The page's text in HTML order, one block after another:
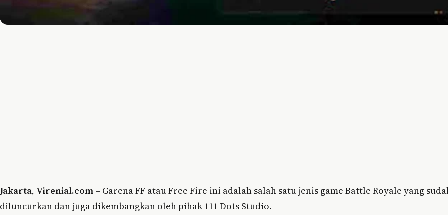
Jakarta, Virenial.com – Garena FF atau Free Fire ini adalah salah satu jenis game Battle Royale yang
diluncurkan dan juga dikembangkan oleh pihak 111 Dots Studio.